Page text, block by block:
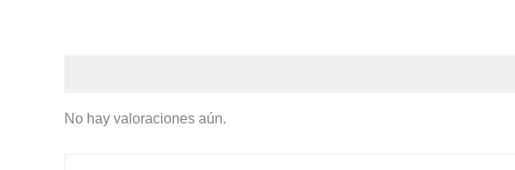
No hay valoraciones aún.